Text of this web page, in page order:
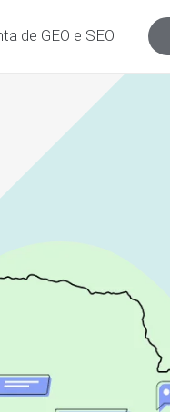
de GEO e SEO